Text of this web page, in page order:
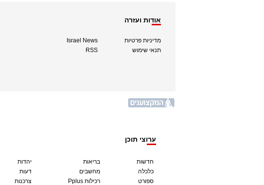
אודות ועזרה
מדיניות פרטיות
תנאי שימוש
Israel News
RSS
ערוצי תוכן
חדשות
כלכלה
ספורט
בריאות
מחשבים
Pplus רכילות
יהדות
דעות
צרכנות